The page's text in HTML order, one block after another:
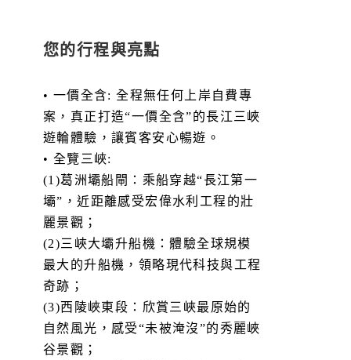
您的行程與亮點
• 一價全含: 全程無任何上岸自費專
案，真正打造“一價全含”的長江三峽
遊輪體驗，讓賓客安心暢遊。
• 全覽三峽:
(1)葛洲壩船閘：乘船穿越“長江第一
壩”，近距離感受宏偉水利工程的壯
麗景觀；
(2)三峽大壩升船機：體驗全球規模
最大的升船機，領略現代科技與工程
奇跡；
(3)西陵峽東段：欣賞三峽最原始的
自然風光，感受“未被淹沒”的秀麗峽
谷景觀；